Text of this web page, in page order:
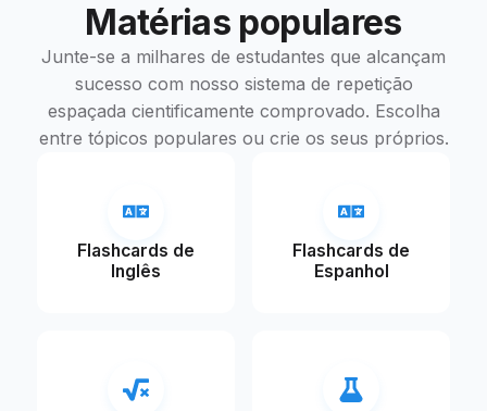
Matérias populares
Junte-se a milhares de estudantes que alcançam
sucesso com nosso sistema de repetição
espaçada cientificamente comprovado. Escolha
entre tópicos populares ou crie os seus próprios.
Flashcards de
Inglês
Flashcards de
Espanhol